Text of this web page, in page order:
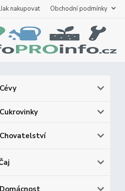
Jak nakupovat Obchodní podmínky
Cévy
Cukrovinky
Chovatelství
Domácnost